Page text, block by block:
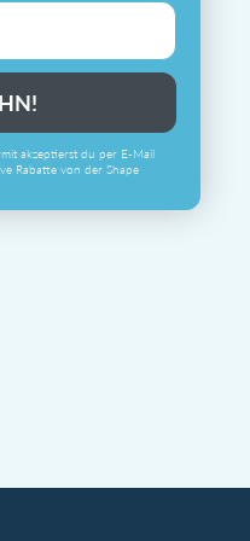
akzeptierst du per E-Mail
Rabatte von der Shape